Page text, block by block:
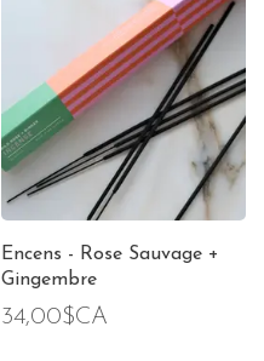
Encens - Rose Sauvage +
Gingembre
34,00$CA